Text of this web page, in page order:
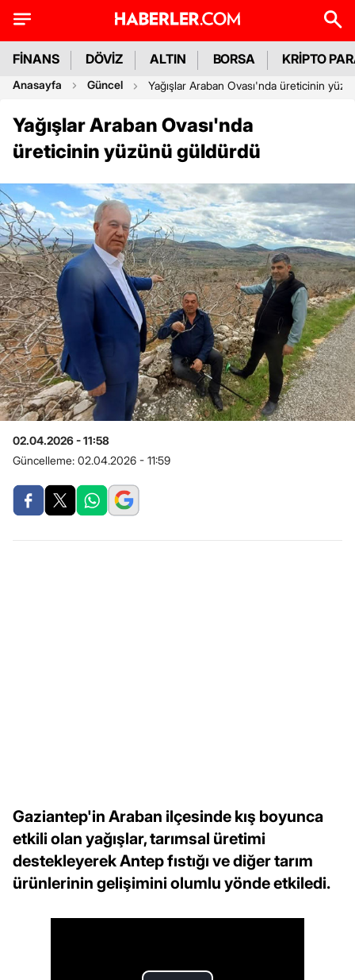
FİNANS DÖVİZ ALTIN BORSA KRİPTO
Anasayfa Güncel Yağışlar Araban Ovası'nda üreticinin
Yağışlar Araban Ovası'nda
üreticinin yüzünü güldürdü
02.04.2026 - 11:58
Güncelleme: 02.04.2026 - 11:59
Gaziantep'in Araban ilçesinde kış boyunca
etkili olan yağışlar, tarımsal üretimi
destekleyerek Antep fıstığı ve diğer tarım
ürünlerinin gelişimini olumlu yönde etkiledi.